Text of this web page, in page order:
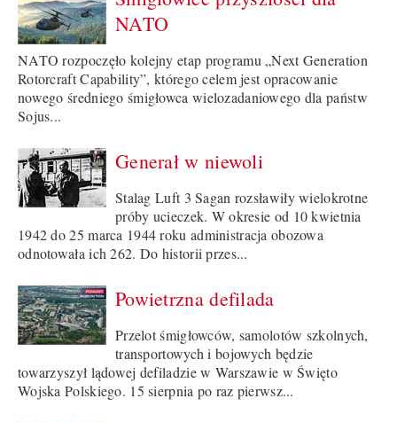
NATO
NATO rozpoczęło kolejny etap programu „Next Generation
Rotorcraft Capability”, którego celem jest opracowanie
nowego średniego śmigłowca wielozadaniowego dla państw
Sojus...
Generał w niewoli
Stalag Luft 3 Sagan rozsławiły wielokrotne
próby ucieczek. W okresie od 10 kwietnia
1942 do 25 marca 1944 roku administracja obozowa
odnotowała ich 262. Do historii przes...
Powietrzna defilada
Przelot śmigłowców, samolotów szkolnych,
transportowych i bojowych będzie
towarzyszył lądowej defiladzie w Warszawie w Święto
Wojska Polskiego. 15 sierpnia po raz pierwsz...